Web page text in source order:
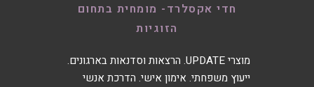
חדי אקסלרד- מומחית בתחום
הזוגיות
מוצרי UPDATE. הרצאות וסדנאות בארגונים.
ייעוץ משפחתי. אימון אישי. הדרכת אנשי